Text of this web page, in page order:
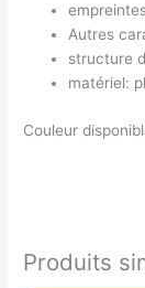
Autres
structure
matériel:
Couleur
Produits